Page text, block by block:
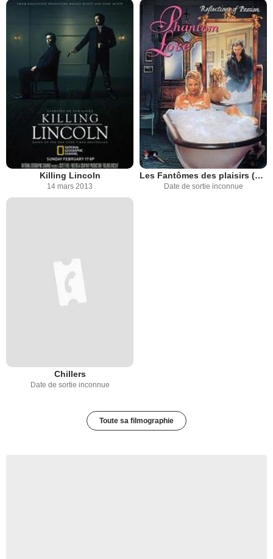
Killing Lincoln
14 mars 2013
Les Fantômes des plaisirs (TV)
Date de sortie inconnue
Chillers
Date de sortie inconnue
Toute sa filmographie